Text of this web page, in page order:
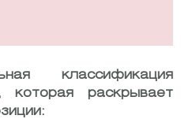
классификация
которая раскрывает